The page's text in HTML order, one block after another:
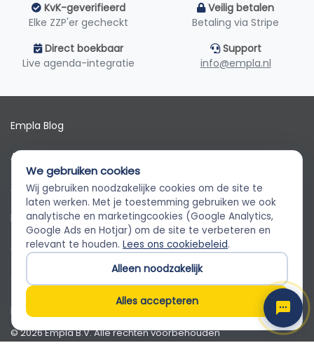
KvK-geverifieerd
Elke ZZP'er gecheckt
Veilig betalen
Betaling via Stripe
Direct boekbaar
Live agenda-integratie
Support
info@empla.nl
Empla Blog
Algemene voorwaarden
AVG
Privacybeleid
Cookiebeleid
Cookievoorkeuren
Klantenservice
© 2026 Empla B.V. Alle rechten voorbehouden
Empla Assistent
Altijd beschikbaar, stel een vraag
We gebruiken cookies
Wij gebruiken noodzakelijke cookies om de site te
laten werken. Met je toestemming gebruiken we ook
analytische en marketingcookies (Google Analytics,
Google Ads en Hotjar) om de site te verbeteren en
relevant te houden. Lees ons cookiebeleid.
Alleen noodzakelijk
Alles accepteren